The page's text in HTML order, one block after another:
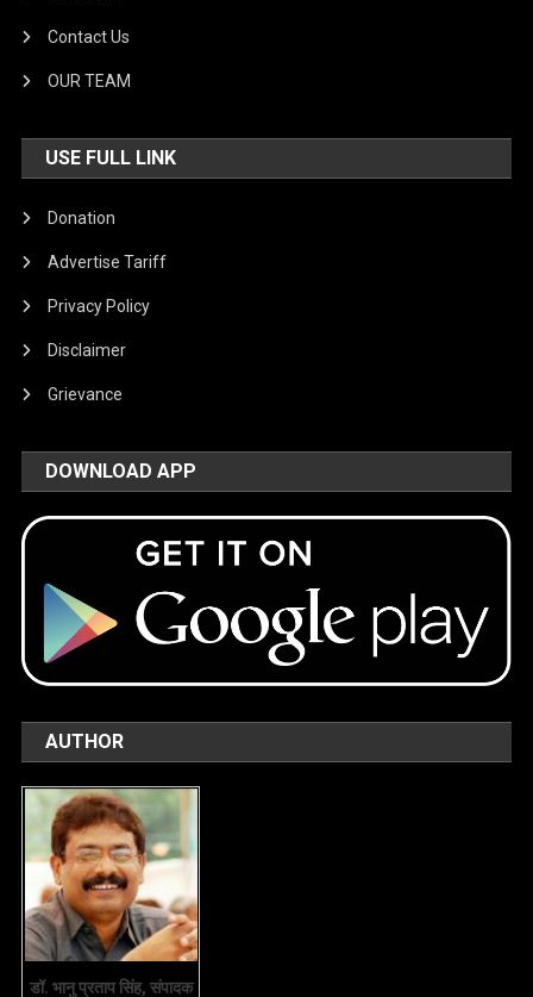
Contact Us
OUR TEAM
USE FULL LINK
Donation
Advertise Tariff
Privacy Policy
Disclaimer
Grievance
DOWNLOAD APP
AUTHOR
डॉ. भानु प्रताप सिंह, संपादक